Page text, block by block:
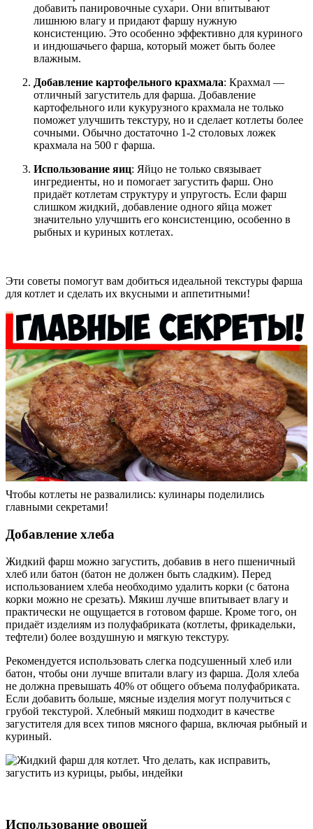
добавить панировочные сухари. Они впитывают
лишнюю влагу и придают фаршу нужную
консистенцию. Это особенно эффективно для куриного
и индюшачьего фарша, который может быть более
влажным.
Добавление картофельного крахмала: Крахмал —
отличный загуститель для фарша. Добавление
картофельного или кукурузного крахмала не только
поможет улучшить текстуру, но и сделает котлеты более
сочными. Обычно достаточно 1-2 столовых ложек
крахмала на 500 г фарша.
Использование яиц: Яйцо не только связывает
ингредиенты, но и помогает загустить фарш. Оно
придаёт котлетам структуру и упругость. Если фарш
слишком жидкий, добавление одного яйца может
значительно улучшить его консистенцию, особенно в
рыбных и куриных котлетах.
Эти советы помогут вам добиться идеальной текстуры фарша
для котлет и сделать их вкусными и аппетитными!
Чтобы котлеты не развалились: кулинары поделились
главными секретами!
Добавление хлеба
Жидкий фарш можно загустить, добавив в него пшеничный
хлеб или батон (батон не должен быть сладким). Перед
использованием хлеба необходимо удалить корки (с батона
корки можно не срезать). Мякиш лучше впитывает влагу и
практически не ощущается в готовом фарше. Кроме того, он
придаёт изделиям из полуфабриката (котлеты, фрикадельки,
тефтели) более воздушную и мягкую текстуру.
Рекомендуется использовать слегка подсушенный хлеб или
батон, чтобы они лучше впитали влагу из фарша. Доля хлеба
не должна превышать 40% от общего объема полуфабриката.
Если добавить больше, мясные изделия могут получиться с
грубой текстурой. Хлебный мякиш подходит в качестве
загустителя для всех типов мясного фарша, включая рыбный и
куриный.
Использование овощей